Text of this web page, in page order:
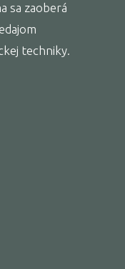
sa zaoberá
techniky.